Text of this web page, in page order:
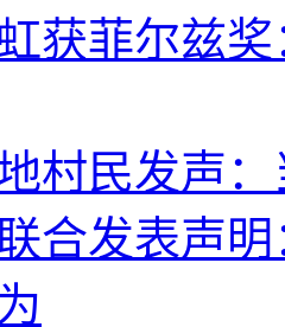
获菲尔兹
村民发声
合发表声